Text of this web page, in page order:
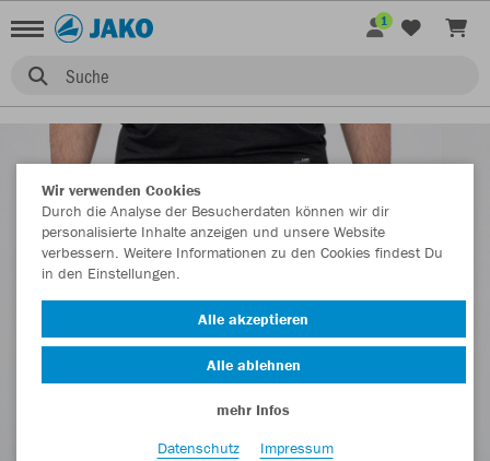
Suche
1
Wir verwenden Cookies
Durch die Analyse der Besucherdaten können wir dir
personalisierte Inhalte anzeigen und unsere Website
verbessern. Weitere Informationen zu den Cookies findest Du
in den Einstellungen.
Alle akzeptieren
Alle ablehnen
mehr Infos
Datenschutz
Impressum